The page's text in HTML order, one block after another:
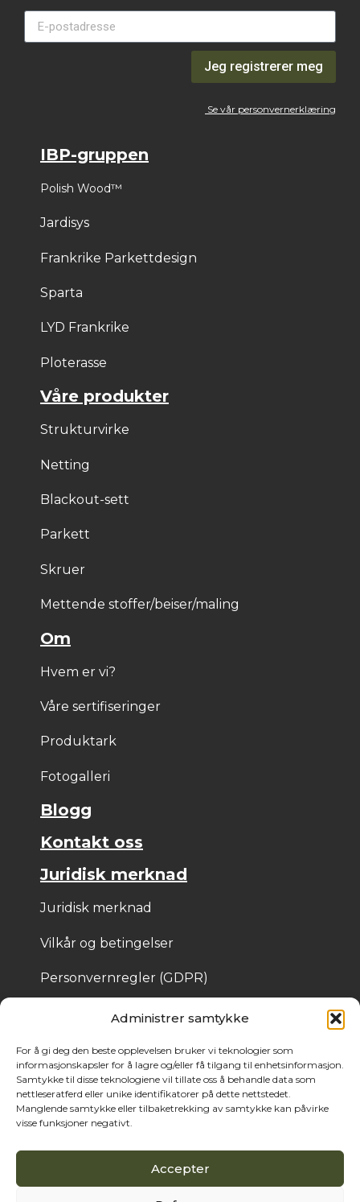
Administrer samtykke
For å gi deg den beste opplevelsen bruker vi teknologier som
informasjonskapsler for å lagre og/eller få tilgang til enhetsinformasjon.
Samtykke til disse teknologiene vil tillate oss å behandle data som
nettleseratferd eller unike identifikatorer på dette nettstedet.
Manglende samtykke eller tilbaketrekking av samtykke kan påvirke
visse funksjoner negativt.
Accepter
Jeg registrerer meg
Se vår personvernerklæring
IBP-gruppen
Polish Wood™
Jardisys
Frankrike Parkettdesign
Sparta
LYD Frankrike
Ploterasse
Våre produkter
Strukturvirke
Netting
Blackout-sett
Parkett
Skruer
Mettende stoffer/beiser/maling
Om
Hvem er vi?
Våre sertifiseringer
Produktark
Fotogalleri
Blogg
Kontakt oss
Juridisk merknad
Juridisk merknad
Vilkår og betingelser
Personvernregler (GDPR)
Informasjonskapsler
© 2025 Bois de Pologne – Laget av Cassandre
Thibaut